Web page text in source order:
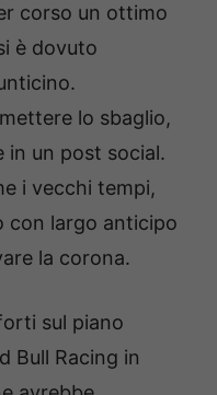
corso un ottimo
è dovuto
lo sbaglio,
in un post social.
i vecchi tempi,
con largo anticipo
la corona.
sul piano
Bull Racing in